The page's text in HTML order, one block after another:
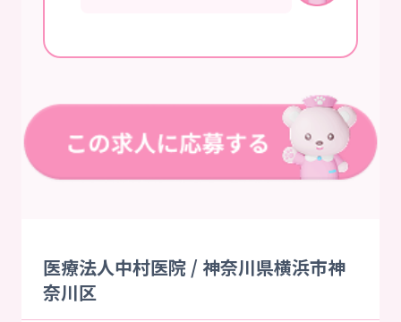
医療法人中村医院 / 神奈川県横浜市神
奈川区